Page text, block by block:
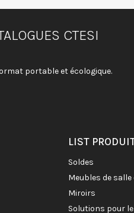
CTESI
portable et écologique.
LIST
soldes
meubles de
miroirs
solutions pour